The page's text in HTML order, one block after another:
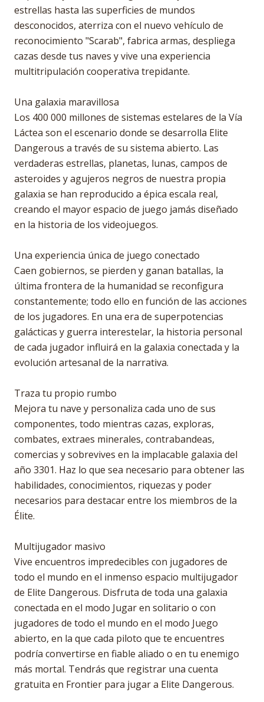
estrellas hasta las superficies de mundos
desconocidos, aterriza con el nuevo vehículo de
reconocimiento "Scarab", fabrica armas, despliega
cazas desde tus naves y vive una experiencia
multitripulación cooperativa trepidante.
Una galaxia maravillosa
Los 400 000 millones de sistemas estelares de la Vía
Láctea son el escenario donde se desarrolla Elite
Dangerous a través de su sistema abierto. Las
verdaderas estrellas, planetas, lunas, campos de
asteroides y agujeros negros de nuestra propia
galaxia se han reproducido a épica escala real,
creando el mayor espacio de juego jamás diseñado
en la historia de los videojuegos.
Una experiencia única de juego conectado
Caen gobiernos, se pierden y ganan batallas, la
última frontera de la humanidad se reconfigura
constantemente; todo ello en función de las acciones
de los jugadores. En una era de superpotencias
galácticas y guerra interestelar, la historia personal
de cada jugador influirá en la galaxia conectada y la
evolución artesanal de la narrativa.
Traza tu propio rumbo
Mejora tu nave y personaliza cada uno de sus
componentes, todo mientras cazas, exploras,
combates, extraes minerales, contrabandeas,
comercias y sobrevives en la implacable galaxia del
año 3301. Haz lo que sea necesario para obtener las
habilidades, conocimientos, riquezas y poder
necesarios para destacar entre los miembros de la
Élite.
Multijugador masivo
Vive encuentros impredecibles con jugadores de
todo el mundo en el inmenso espacio multijugador
de Elite Dangerous. Disfruta de toda una galaxia
conectada en el modo Jugar en solitario o con
jugadores de todo el mundo en el modo Juego
abierto, en la que cada piloto que te encuentres
podría convertirse en fiable aliado o en tu enemigo
más mortal. Tendrás que registrar una cuenta
gratuita en Frontier para jugar a Elite Dangerous.